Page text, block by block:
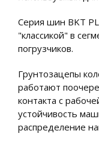
Серия шин BKT
"классикой" в
погрузчиков.
Грунтозацепы
работают
контакта с
устойчивость
распределение